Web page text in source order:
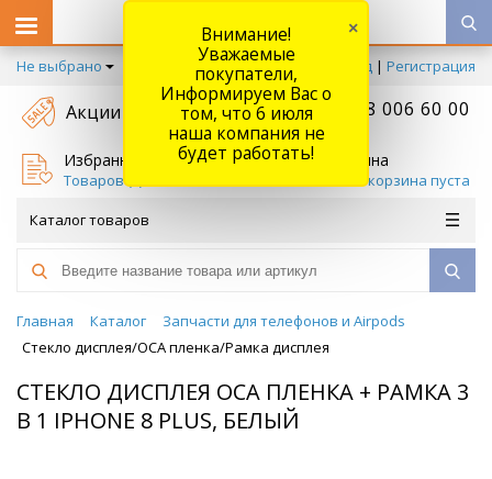
Не выбрано Вход | Регистрация
Акции +7 778 006 60 00
Избранное
Товаров (
Корзина
Ваша корзина пуста
Каталог товаров
Главная Каталог
Запчасти для телефонов и Airpods
Стекло дисплея/OCA пленка/Рамка дисплея
СТЕКЛО ДИСПЛЕЯ OCA ПЛЕНКА + РАМКА 3
В 1 IPHONE 8 PLUS, БЕЛЫЙ
Внимание!
Уважаемые
покупатели,
Информируем Вас о
том, что 6 июля
наша компания не
будет работать!
×